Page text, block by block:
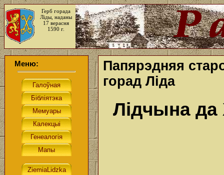
Герб горада
Ліды, наданы
17 верасня
1590 г.
Меню:
Папярэдняя
горад Ліда
Лідчына да